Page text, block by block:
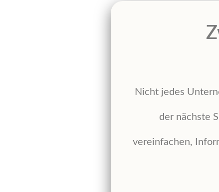
Nicht jedes
der nächste
vereinfachen,